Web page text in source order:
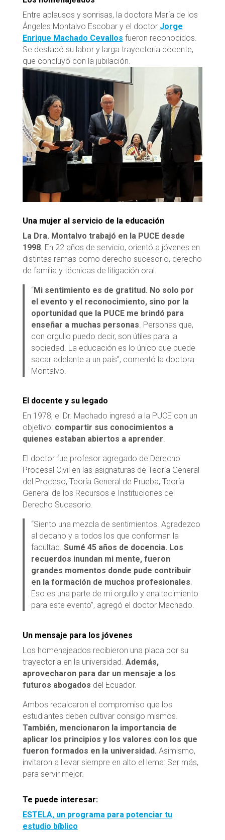
Entre aplausos y sonrisas, la doctora María de los
Ángeles Montalvo Escobar y el doctor Jorge
Enrique Machado Cevallos fueron reconocidos.
Se destacó su labor y larga trayectoria docente,
que concluyó con la jubilación.
Una mujer al servicio de la educación
La Dra. Montalvo trabajó en la PUCE desde
1998. En 22 años de servicio, orientó a jóvenes en
distintas ramas como derecho sucesorio, derecho
de familia y técnicas de litigación oral.
“Mi sentimiento es de gratitud. No solo por
el evento y el reconocimiento, sino por la
oportunidad que la PUCE me brindó para
enseñar a muchas personas. Personas que,
con orgullo puedo decir, son útiles para la
sociedad. La educación es lo único que puede
sacar adelante a un país”, comentó la doctora
Montalvo.
El docente y su legado
En 1978, el Dr. Machado ingresó a la PUCE con un
objetivo: compartir sus conocimientos a
quienes estaban abiertos a aprender.
El doctor fue profesor agregado de Derecho
Procesal Civil en las asignaturas de Teoría General
del Proceso, Teoría General de Prueba, Teoría
General de los Recursos e Instituciones del
Derecho Sucesorio.
“Siento una mezcla de sentimientos. Agradezco
al decano y a todos los que conforman la
facultad.Sumé 45 años de docencia. Los
recuerdos inundan mi mente, fueron
grandes momentos donde pude contribuir
en la formación de muchos profesionales.
Eso es una parte de mi orgullo y enaltecimiento
para este evento”, agregó el doctor Machado.
Un mensaje para los jóvenes
Los homenajeados recibieron una placa por su
trayectoria en la universidad. Además,
aprovecharon para dar un mensaje a los
futuros abogados del Ecuador.
Ambos recalcaron el compromiso que los
estudiantes deben cultivar consigo mismos.
También, mencionaron la importancia de
aplicar los principios y los valores con los que
fueron formados en la universidad. Asimismo,
invitaron a llevar siempre en alto el lema: Ser más,
para servir mejor.
Te puede interesar:
ESTELA, un programa para potenciar tu
estudio bíblico